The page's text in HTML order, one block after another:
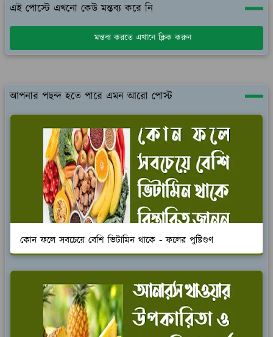
এই পোস্টে এখনো কেউ মন্তব্য করে নি
মন্তব্য করতে এখানে ক্লিক করুন
আপনার পছন্দ হতে পারে এমন আরো পোস্ট
কোন ফলে সবচেয়ে বেশি ভিটামিন থাকে - ফলের পুষ্টিগুণ